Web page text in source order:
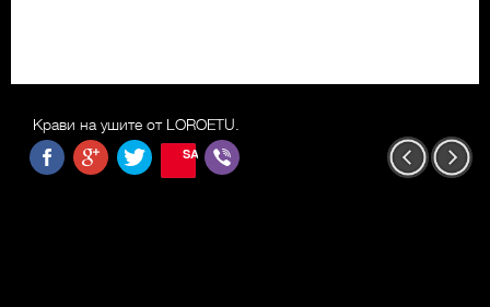
Крави на ушите от LOROETU.
SAVE